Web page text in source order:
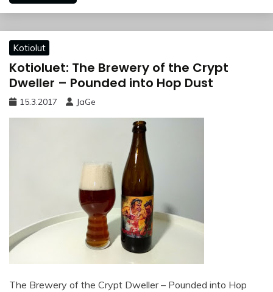
Kotiolut
Kotioluet: The Brewery of the Crypt
Dweller – Pounded into Hop Dust
15.3.2017 JaGe
The Brewery of the Crypt Dweller – Pounded into Hop